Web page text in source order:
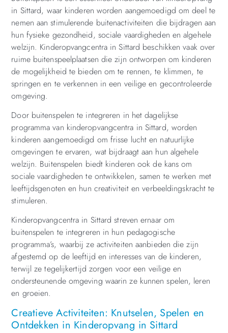
in Sittard, waar kinderen worden aangemoedigd om deel te
nemen aan stimulerende buitenactiviteiten die bijdragen aan
hun fysieke gezondheid, sociale vaardigheden en algehele
welzijn. Kinderopvangcentra in Sittard beschikken vaak over
ruime buitenspeelplaatsen die zijn ontworpen om kinderen
de mogelijkheid te bieden om te rennen, te klimmen, te
springen en te verkennen in een veilige en gecontroleerde
omgeving.
Door buitenspelen te integreren in het dagelijkse
programma van kinderopvangcentra in Sittard, worden
kinderen aangemoedigd om frisse lucht en natuurlijke
omgevingen te ervaren, wat bijdraagt aan hun algehele
welzijn. Buitenspelen biedt kinderen ook de kans om
sociale vaardigheden te ontwikkelen, samen te werken met
leeftijdsgenoten en hun creativiteit en verbeeldingskracht te
stimuleren.
Kinderopvangcentra in Sittard streven ernaar om
buitenspelen te integreren in hun pedagogische
programma’s, waarbij ze activiteiten aanbieden die zijn
afgestemd op de leeftijd en interesses van de kinderen,
terwijl ze tegelijkertijd zorgen voor een veilige en
ondersteunende omgeving waarin ze kunnen spelen, leren
en groeien.
Creatieve Activiteiten: Knutselen, Spelen en
Ontdekken in Kinderopvang in Sittard